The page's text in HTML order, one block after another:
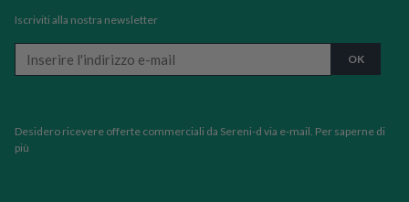
Iscriviti alla nostra newsletter
Desidero ricevere offerte commerciali da Sereni-d via e-mail. Per saperne di
più